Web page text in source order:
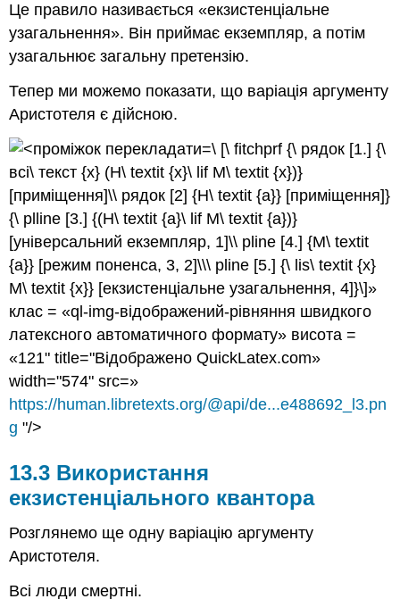
Це правило називається «екзистенціальне
узагальнення». Він приймає екземпляр, а потім
узагальнює загальну претензію.
Тепер ми можемо показати, що варіація аргументу
Аристотеля є дійсною.
\ [\ fitchprf {\ рядок [1.] {\
всі\ текст {x} (H\ textit {x}\ lif M\ textit {x})}
[приміщення]\\ рядок [2] {H\ textit {a}} [приміщення]}
{\ plline [3.] {(H\ textit {a}\ lif M\ textit {a})}
[універсальний екземпляр, 1]\\ pline [4.] {M\ textit
{a}} [режим поненса, 3, 2]\\\ pline [5.] {\ lis\ textit {x}
M\ textit {x}} [екзистенціальне узагальнення, 4]}\]»
клас = «ql-img-відображений-рівняння швидкого
латексного автоматичного формату» висота =
«121" title="Відображено QuickLatex.com»
width="574" src=»
https://human.libretexts.org/@api/de...e488692_l3.pn
g "/>
13.3 Використання
екзистенціального квантора
Розглянемо ще одну варіацію аргументу
Аристотеля.
Всі люди смертні.